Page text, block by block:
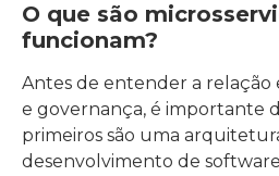
O que são
funcionam?
Antes de entender a relação
e governança, é importante
primeiros são uma
desenvolvimento de